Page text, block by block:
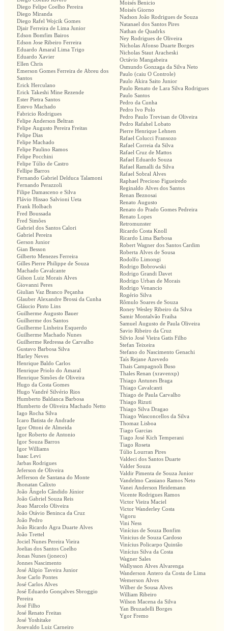
Diego Felipe Coelho Pereira
Diego Miranda
Diego Rafel Wojcik Gomes
Djair Ferreira de Lima Junior
Edson Bomfim Bairos
Edson Jose Ribeiro Ferreira
Eduardo Amaral Lima Trigo
Eduardo Xavier
Ellen Chris
Emerson Gomes Ferreira de Abreu dos
Santos
Erick Herculano
Erick Takeshi Mine Rezende
Ester Pietra Santos
Estevo Machado
Fabricio Rodrigues
Felipe Anderson Beltran
Felipe Augusto Pereira Freitas
Felipe Dias
Felipe Machado
Felipe Paulino Ramos
Felipe Pocchini
Felipe Túlio de Castro
Fellipe Barros
Fernando Gabriel Delduca Talamoni
Fernando Perazzoli
Filipe Damasceno e Silva
Flávio Hissao Salvioni Ueta
Frank Holbach
Fred Boussada
Fred Simões
Gabriel dos Santos Calori
Gabriel Pereira
Gerson Junior
Gian Besson
Gilberto Menezes Ferreira
Gilles Pierre Philippe de Souza
Machado Cavalcante
Gilson Luiz Morais Alves
Giovanni Peres
Giulian Vaz Branco Peçanha
Glauber Alexandre Brossi da Cunha
Gláucio Pinto Lins
Guilherme Augusto Bauer
Guilherme dos Santos
Guilherme Linheira Esquerdo
Guilherme Machado Nunes
Guilherme Redressa de Carvalho
Gustavo Barbosa Silva
Harley Neves
Henrique Baldo Carlos
Henrique Priolo do Amaral
Henrique Simões de Oliveira
Hugo da Costa Gomes
Hugo Vandré Silvério Rios
Humberto Baldanca Barbosa
Humberto de Oliveira Machado Netto
Iago Rocha Silva
Icaro Batista de Andrade
Igor Ottoni de Almeida
Igor Roberto de Antonio
Igor Souza Barros
Igor Williams
Isaac Levi
Jarbas Rodrigues
Jeferson de Oliveira
Jefferson de Santana do Monte
Jhonatan Calixto
João Ângelo Cândido Júnior
João Gabriel Souza Reis
Joao Marcelo Oliveira
João Otávio Beninca da Cruz
João Pedro
João Ricardo Agra Duarte Alves
João Trettel
Jociel Nunes Pereira Vieira
Joelias dos Santos Coelho
Jonas Nunes (joneco)
Jonnes Nascimento
José Alipio Taveira Junior
Jose Carlo Pontes
José Carlos Alves
José Eduardo Gonçalves Sbroggio
Pereira
José Filho
José Renato Freitas
José Yoshitake
Josevaldo Luiz Carneiro
Moisés Benicio
Moisés Giorno
Nadson João Rodrigues de Souza
Natanael dos Santos Pires
Nathan de Quadrks
Ney Rodrigues de Oliveira
Nicholas Afonso Duarte Borges
Nicholas Staut Aracheski
Octávio Mangabeira
Osmundo Gonzaga da Silva Neto
Paulo (caiu O Controle)
Paulo Akira Saito Junior
Paulo Renato de Lara Silva Rodrigues
Paulo Santos
Pedro da Cunha
Pedro Ivo Polo
Pedro Paulo Trevisan de Oliveira
Pedro Rafahel Lobato
Pierre Henrique Lehnen
Rafael Colucci Fransozo
Rafael Correia da Silva
Rafael Cruz de Mattos
Rafael Eduardo Souza
Rafael Ramalli da Silva
Rafael Sobral Alves
Raphael Precioso Figueiredo
Reginaldo Alves dos Santos
Renan Beznosai
Renato Augusto
Renato do Prado Gomes Pedreira
Renato Lopes
Retromunster
Ricardo Costa Knoll
Ricardo Lima Barbosa
Robert Wagner dos Santos Cardim
Roberta Alves de Sousa
Rodolfo Limongi
Rodrigo Bobrowski
Rodrigo Grandi Davet
Rodrigo Urban de Morais
Rodrigo Venancio
Rogério Silva
Rômulo Soares de Souza
Roney Wesley Ribeiro da Silva
Samir Montalvão Fraiha
Samuel Augusto de Paula Oliveira
Savio Ribeiro da Cruz
Silvio José Vieira Gatis Filho
Stefan Teixeira
Stefano do Nascimento Genachi
Taís Rejane Azevedo
Thais Campagnoli Buso
Thales Renan (xravenxp)
Thiago Antunes Braga
Thiago Cavalcanti
Thiago de Paula Carvalho
Thiago Rizuti
Thiago Silva Dragao
Thiago Wasconcellos da Silva
Thomaz Lisboa
Tiago Garcias
Tiago José Kich Temperani
Tiago Roseta
Túlio Lourran Pires
Valdeci dos Santos Duarte
Valder Souza
Valdir Pimenta de Souza Junior
Vandelmo Cassiano Ramos Neto
Vanei Anderson Heidemann
Vicente Rodrigues Ramos
Victor Vieira Maciel
Victor Wanderley Costa
Vigoru
Vini Ness
Vinícius de Souza Bonfim
Vinicius de Souza Cardoso
Vinícius Policarpo Quintão
Vinícius Silva da Costa
Wagner Sales
Wallysson Alves Alvarenga
Wanderson Antero da Costa de Lima
Wemerson Alves
Wilber de Sousa Alves
William Ribeiro
Wilson Macena da Silva
Yan Bruzadelli Borges
Ygor Fremo